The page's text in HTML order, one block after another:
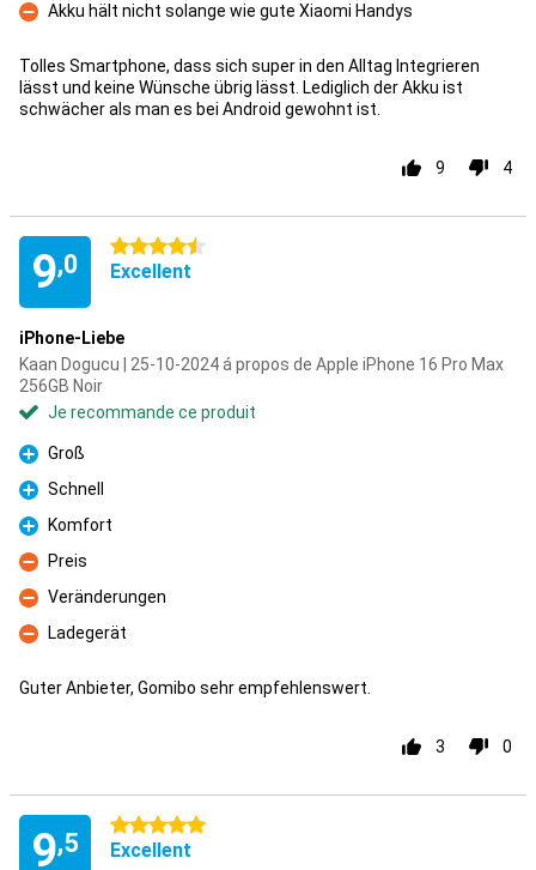
Contre
Akku hält nicht solange wie gute Xiaomi Handys
Tolles Smartphone, dass sich super in den Alltag lntegrieren
lässt und keine Wünsche übrig lässt. Lediglich der Akku ist
schwächer als man es bei Android gewohnt ist.
9 4
9,0
4.5 étoiles
Excellent
iPhone-Liebe
Kaan Dogucu | 25-10-2024 á propos de Apple iPhone 16 Pro Max
256GB Noir
Je recommande ce produit
Pour
Groß
Pour
Schnell
Pour
Komfort
Contre
Preis
Contre
Veränderungen
Contre
Ladegerät
Guter Anbieter, Gomibo sehr empfehlenswert.
3 0
9,5
5 étoiles
Excellent